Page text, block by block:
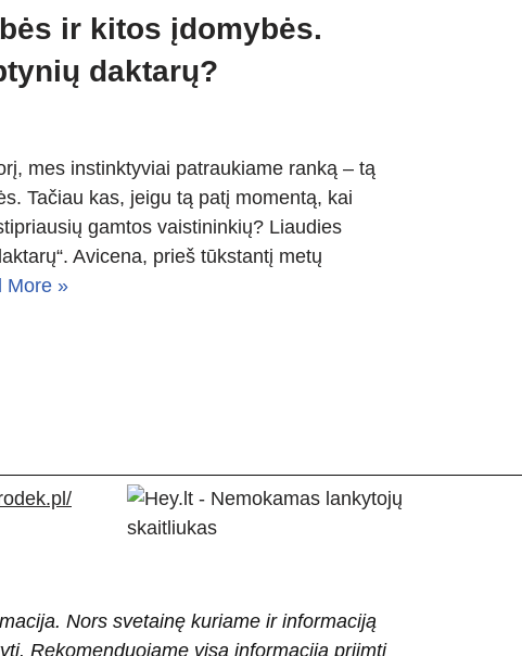
ir kitos įdomybės.
daktarų?
mes instinktyviai patraukiame ranką – tą
Tačiau kas, jeigu tą patį momentą, kai
gamtos vaistininkių? Liaudies
Avicena, prieš tūkstantį metų
More »
Nors svetainę kuriame ir informaciją
Rekomenduojame visą informaciją priimti